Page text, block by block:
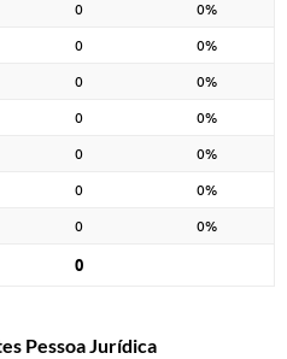
0 0%
0 0%
0 0%
0 0%
0 0%
0 0%
0 0%
0
Pessoa Jurídica